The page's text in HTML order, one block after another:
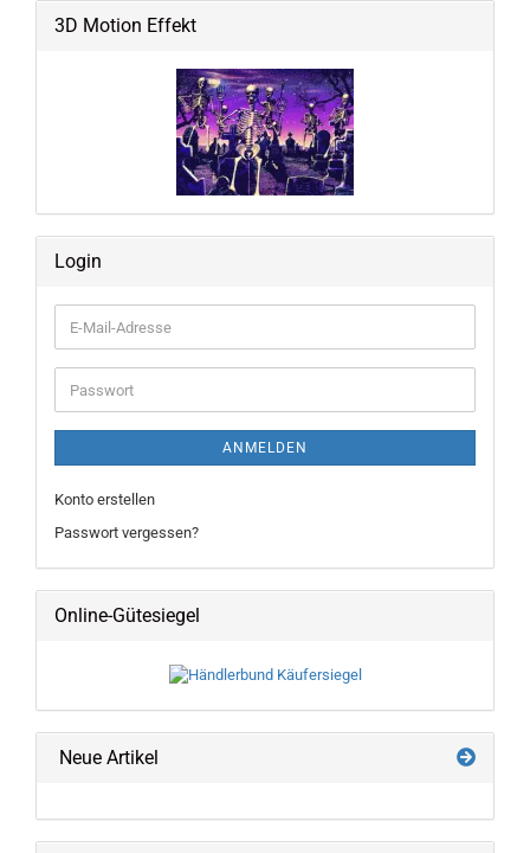
3D Motion Effekt
Login
E-
Mail-
Adresse
Passwort
ANMELDEN
Konto erstellen
Passwort vergessen?
Online-Gütesiegel
Neue Artikel